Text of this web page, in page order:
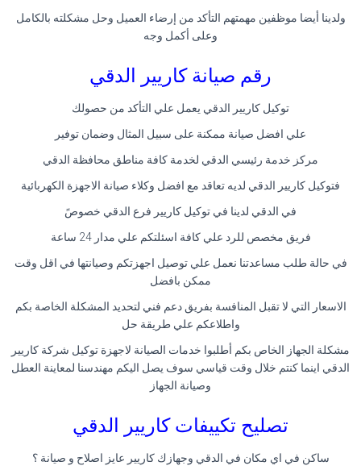
ولدينا أيضا موظفين مهمتهم التأكد من إرضاء العميل وحل مشكلته بالكامل
وعلى أكمل وجه
رقم صيانة كاريير الدقي
توكيل كاريير الدقي يعمل علي التأكد من حصولك
علي افضل صيانة ممكنة على سبيل المثال وضمان توفير
مركز خدمة رئيسي الدقي لخدمة كافة مناطق محافظة الدقي
فتوكيل كاريير الدقي لديه تعاقد مع افضل وكلاء صيانة الاجهزة الكهربائية
في الدقي لدينا في توكيل كاريير فرع الدقي خصوصً
فريق مخصص للرد علي كافة اسئلتكم علي مدار 24 ساعة
في حالة طلب مساعدتنا نعمل علي توصيل اجهزتكم وصيانتها في اقل وقت
ممكن بافضل
الاسعار التي لا تقبل المنافسة بفريق دعم فني لتحديد المشكلة الخاصة بكم
واطلاعكم علي طريقة حل
مشكلة الجهاز الخاص بكم أطلبوا خدمات الصيانة لاجهزة توكيل شركة كاريير
الدقي اينما كنتم خلال وقت قياسي سوف يصل اليكم مهندسنا لمعاينة العطل
وصيانة الجهاز
تصليح تكييفات كاريير الدقي
ساكن في اي مكان في الدقي وجهازك كاريير عايز اصلاح و صيانة ؟